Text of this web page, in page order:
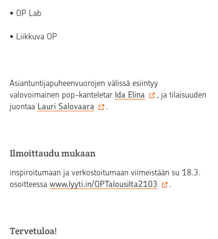
• OP Lab
• Liikkuva OP
Asiantuntijapuheenvuorojen välissä esiintyy
valovoimainen pop-kanteletar Ida Elina
, ja tilaisuuden
juontaa Lauri Salovaara .
Ilmoittaudu mukaan
inspiroitumaan ja verkostoitumaan viimeistään su 18.3.
osoitteessa www.lyyti.in/OPTalousilta2103 .
Tervetuloa!